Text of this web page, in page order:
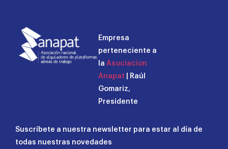
Empresa
perteneciente a
la Asociacion
Anapat | Raúl
Gomariz,
Presidente
Suscríbete a nuestra newsletter para estar al día de
todas nuestras novedades